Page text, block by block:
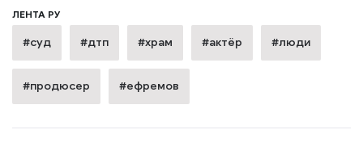
ЛЕНТА РУ
#суд #дтп #храм #актёр #люди
#продюсер #ефремов